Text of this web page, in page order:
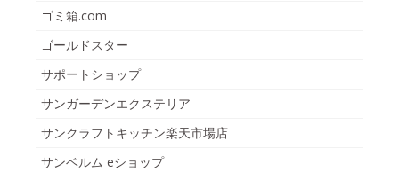
ゴミ箱.com
ゴールドスター
サポートショップ
サンガーデンエクステリア
サンクラフトキッチン楽天市場店
サンベルム eショップ